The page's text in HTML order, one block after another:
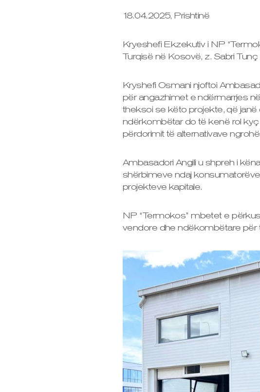
18.04.2025, Prishtinë
Kryeshefi Ekzekutiv i NP
Turqisë në Kosovë, z. Sabri Tunç
Kryshefi Osmani njoftoi
për angazhimet e ndërmarrjes
theksoi se këto projekte, që
ndërkombëtar do të kenë rol
përdorimit të alternativave
Ambasadori Angili u shpreh i
shërbimeve ndaj
projekteve kapitale.
NP “Termokos” mbetet e
vendore dhe ndëkombëtare për